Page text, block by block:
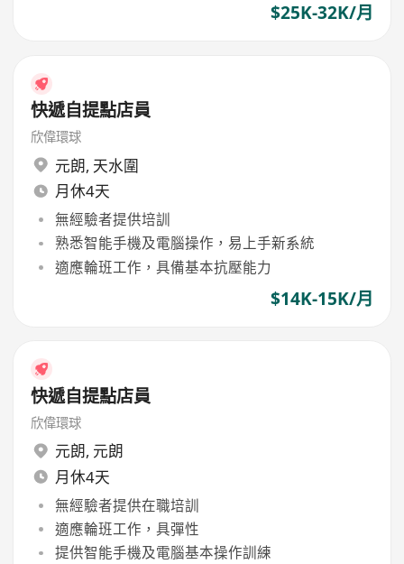
$25K-32K/月
快遞自提點店員
欣偉環球
元朗, 天水圍
月休4天
無經驗者提供培訓
熟悉智能手機及電腦操作，易上手新系統
適應輪班工作，具備基本抗壓能力
$14K-15K/月
快遞自提點店員
欣偉環球
元朗, 元朗
月休4天
無經驗者提供在職培訓
適應輪班工作，具彈性
提供智能手機及電腦基本操作訓練